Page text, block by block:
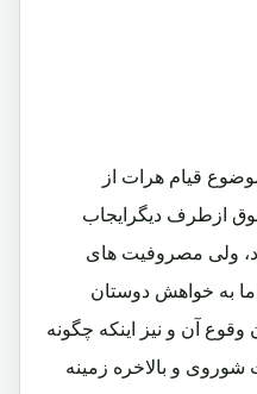
قیام هرات از
ازطرف دیگرایجاب
ولی مصروفیت های
اما به خواهش دوستان
وقوع آن و نیز اینکه چگونه
شوروی و بالاخره زمینه